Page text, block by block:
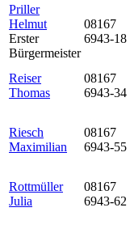
Priller
Helmut
Erster
Bürgermeister
08167
6943-18
Reiser
Thomas
08167
6943-34
Riesch
Maximilian
08167
6943-55
Rottmüller
Julia
08167
6943-62